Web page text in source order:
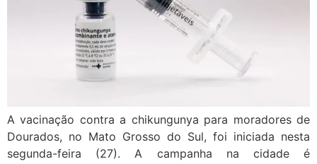
A vacinação contra a chikungunya para moradores de
Dourados, no Mato Grosso do Sul, foi iniciada nesta
segunda-feira (27). A campanha na cidade é